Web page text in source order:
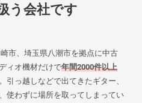
う会社です
市、埼玉県八潮市を拠点に中古
ィオ機材だけで年間2000件以上
引っ越しなどで出てきたギター、
使わずに場所を取ってしまってい